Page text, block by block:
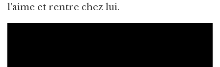
l'aime et rentre chez lui.